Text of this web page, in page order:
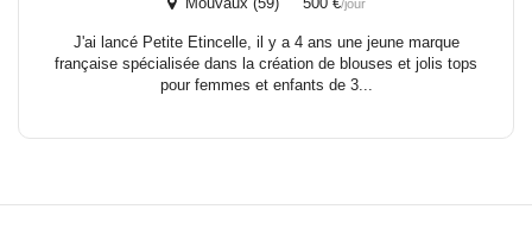
/jour
J'ai lancé Petite Etincelle, il y a 4 ans une jeune marque
française spécialisée dans la création de blouses et jolis tops
pour femmes et enfants de 3...